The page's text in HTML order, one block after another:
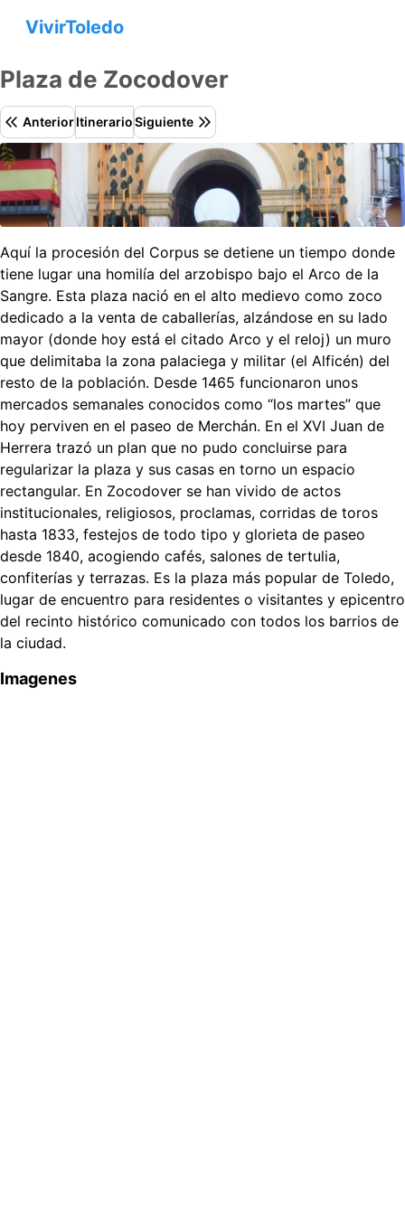
VivirToledo
Plaza de Zocodover
AnteriorItinerarioSiguiente
Aquí la procesión del Corpus se detiene un tiempo donde
tiene lugar una homilía del arzobispo bajo el Arco de la
Sangre. Esta plaza nació en el alto medievo como zoco
dedicado a la venta de caballerías, alzándose en su lado
mayor (donde hoy está el citado Arco y el reloj) un muro
que delimitaba la zona palaciega y militar (el Alficén) del
resto de la población. Desde 1465 funcionaron unos
mercados semanales conocidos como “los martes” que
hoy perviven en el paseo de Merchán. En el XVI Juan de
Herrera trazó un plan que no pudo concluirse para
regularizar la plaza y sus casas en torno un espacio
rectangular. En Zocodover se han vivido de actos
institucionales, religiosos, proclamas, corridas de toros
hasta 1833, festejos de todo tipo y glorieta de paseo
desde 1840, acogiendo cafés, salones de tertulia,
confiterías y terrazas. Es la plaza más popular de Toledo,
lugar de encuentro para residentes o visitantes y epicentro
del recinto histórico comunicado con todos los barrios de
la ciudad.
Imagenes